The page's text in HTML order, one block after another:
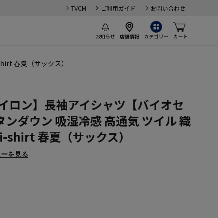
TVCM ご利用ガイド お問い合わせ
お知らせ 店舗情報 カテゴリー カート
春夏（サックス）
ロン】長袖アイシャツ【バイオセ
ダウン 吸湿冷感 高通気 ツイル 織
shirt 春夏（サックス）
を見る